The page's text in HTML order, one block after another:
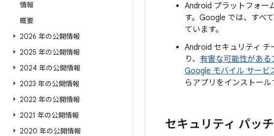
情報
概要
2026 年の公開情報
2025 年の公開情報
2024 年の公開情報
2023 年の公開情報
2022 年の公開情報
2021 年の公開情報
2020 年の公開情報
Android プラットフォー
す。Google では、すべ
ています。
Android セキュリティ チ
り、 有害な可能性がある
Google モバイル サービ
らアプリをインストール
セキュリティ パッ